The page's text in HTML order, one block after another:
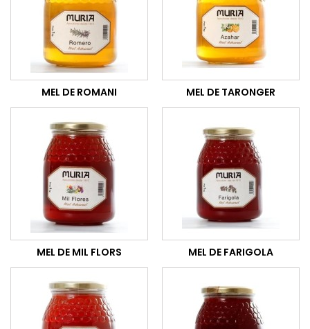
MEL DE ROMANI MEL DE TARONGER
MEL DE MIL FLORS MEL DE FARIGOLA